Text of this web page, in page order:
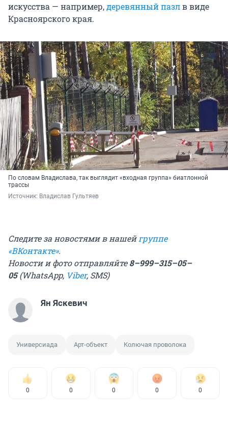
искусства — например,деревянный пазлв виде
Красноярского края.
По словам Владислава, так выглядит «входная группа» биатлонной
трассы
Источник: Владислав Гультяев
Следите за новостями в нашей группе
«ВКонтакте».
Новости и фото отправляйте8–999–315–05–
05(WhatsApp, Viber, SMS)
Ян Яскевич
Универсиада Арт-объект Колючая проволока
0 0 0 0 0